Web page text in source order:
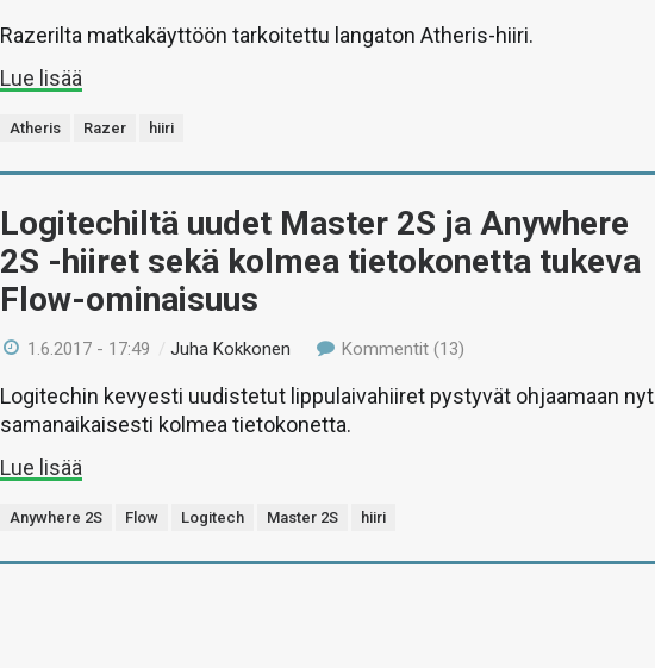
Razerilta matkakäyttöön tarkoitettu langaton Atheris-hiiri.
Lue lisää
Atheris Razer hiiri
Logitechiltä uudet Master 2S ja Anywhere
2S -hiiret sekä kolmea tietokonetta tukeva
Flow-ominaisuus
1.6.2017 - 17:49 /Juha Kokkonen Kommentit (13)
Logitechin kevyesti uudistetut lippulaivahiiret pystyvät ohjaamaan nyt
samanaikaisesti kolmea tietokonetta.
Lue lisää
Anywhere 2S Flow Logitech Master 2S hiiri